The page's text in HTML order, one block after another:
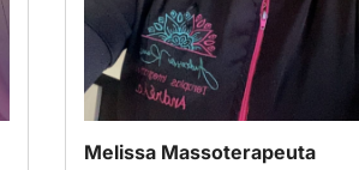
Melissa Massoterapeuta